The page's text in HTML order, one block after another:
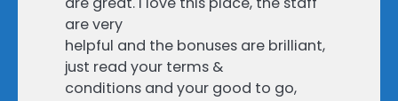
are very
helpful and the bonuses are brilliant,
just read your terms &
conditions and your good to go,